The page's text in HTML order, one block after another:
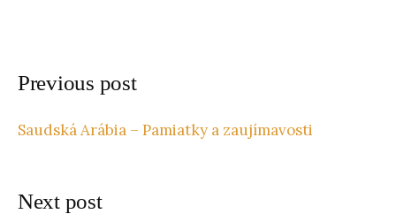
Previous post
Saudská Arábia – Pamiatky a zaujímavosti
Next post